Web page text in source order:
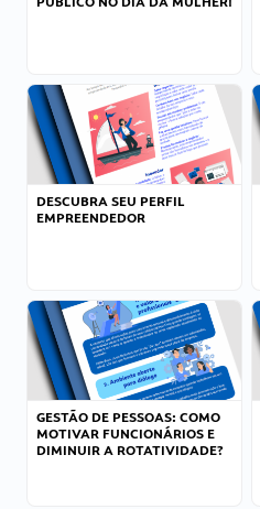
DESCUBRA SEU PERFIL
EMPREENDEDOR
GESTÃO DE PESSOAS: COMO
MOTIVAR FUNCIONÁRIOS E
DIMINUIR A ROTATIVIDADE?